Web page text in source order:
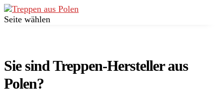
Seite wählen
Sie sind Treppen-Hersteller aus
Polen?